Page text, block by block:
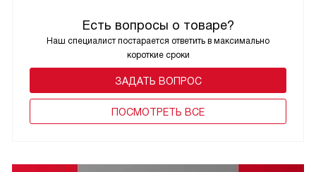
Есть вопросы о товаре?
Наш специалист постарается ответить в максимально
короткие сроки
ЗАДАТЬ ВОПРОС
ПОCМОТРЕТЬ ВСЕ